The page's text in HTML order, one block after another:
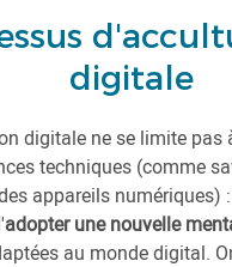
digitale
digitale ne se limite pas
techniques (comme
appareils numériques)
adopter une nouvelle
au monde digital.